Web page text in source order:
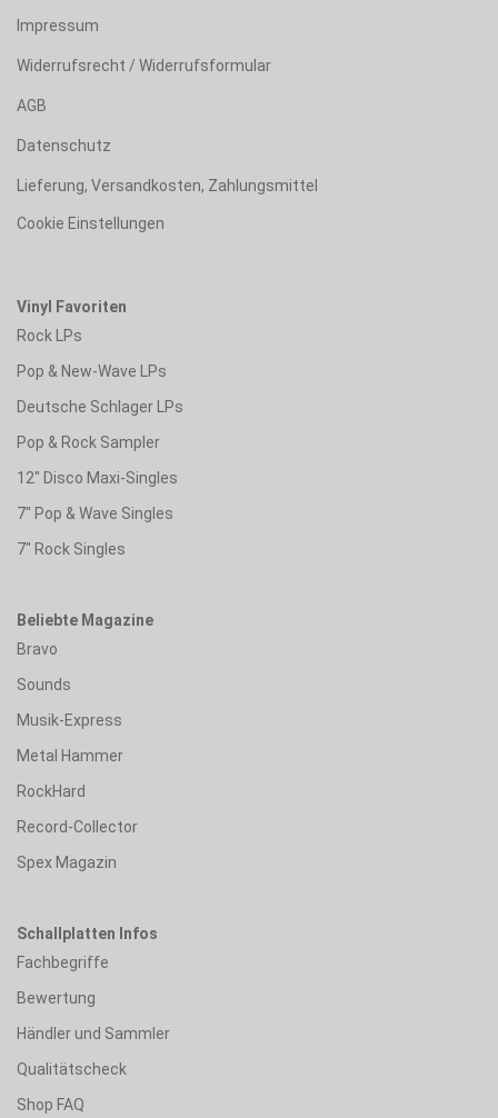
Impressum
Widerrufsrecht / Widerrufsformular
AGB
Datenschutz
Lieferung, Versandkosten, Zahlungsmittel
Cookie Einstellungen
Vinyl Favoriten
Rock LPs
Pop & New-Wave LPs
Deutsche Schlager LPs
Pop & Rock Sampler
12" Disco Maxi-Singles
7" Pop & Wave Singles
7" Rock Singles
Beliebte Magazine
Bravo
Sounds
Musik-Express
Metal Hammer
RockHard
Record-Collector
Spex Magazin
Schallplatten Infos
Fachbegriffe
Bewertung
Händler und Sammler
Qualitätscheck
Shop FAQ